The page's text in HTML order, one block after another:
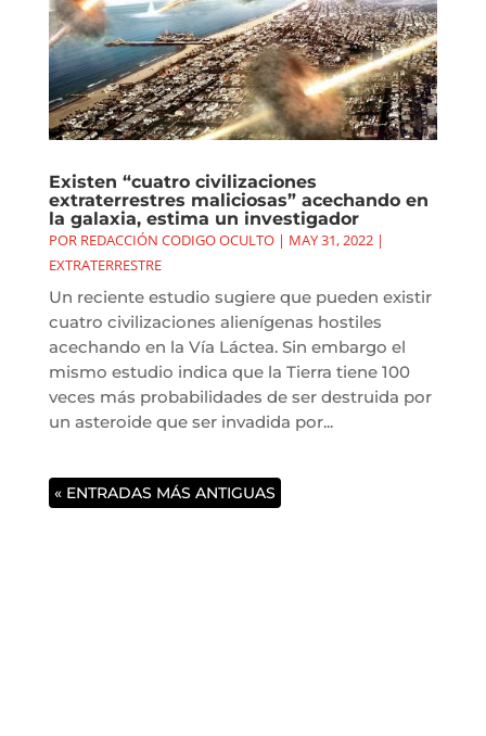
Existen “cuatro civilizaciones
extraterrestres maliciosas” acechando en
la galaxia, estima un investigador
POR REDACCIÓN CODIGO OCULTO| MAY 31, 2022|
EXTRATERRESTRE
Un reciente estudio sugiere que pueden existir
cuatro civilizaciones alienígenas hostiles
acechando en la Vía Láctea. Sin embargo el
mismo estudio indica que la Tierra tiene 100
veces más probabilidades de ser destruida por
un asteroide que ser invadida por...
« ENTRADAS MÁS ANTIGUAS